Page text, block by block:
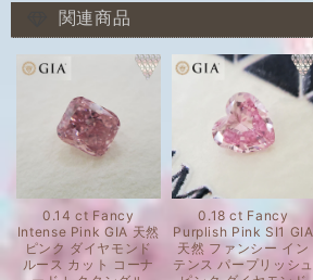
関連商品
0.14 ct Fancy
Intense Pink GIA 天然
ピンク ダイヤモンド
ルース カット コーナ
0.18 ct Fancy
Purplish Pink SI1 GIA
天然 ファンシー イン
テンス パープリッシュ